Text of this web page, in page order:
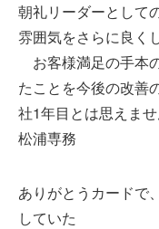
朝礼リーダーとして
雰囲気をさらに良く
お客様満足の手本
たことを今後の改善
社1年目とは思えませ
松浦専務
ありがとうカードで
していた